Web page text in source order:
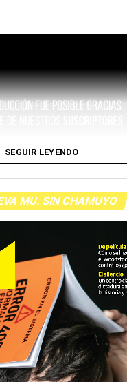
SEGUIR LEYENDO
MU. SIN CHAMUYO